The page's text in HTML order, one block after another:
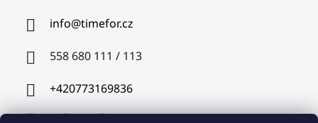
info@timefor.cz
558 680 111 / 113
+420773169836